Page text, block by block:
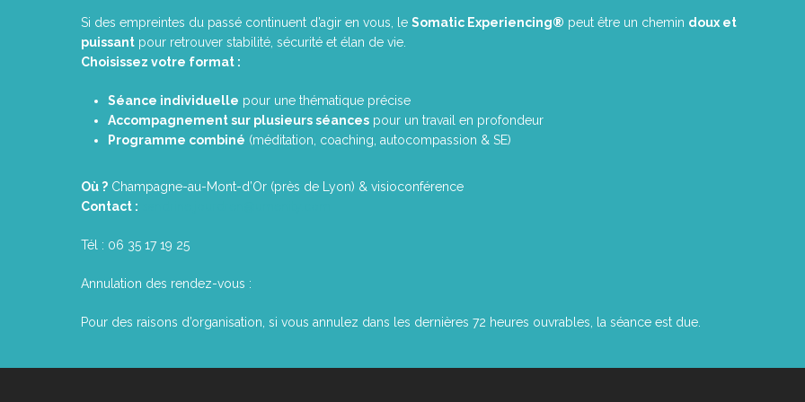
Si des empreintes du passé continuent d’agir en vous, le Somatic Experiencing® peut être un chemin doux et
puissant pour retrouver stabilité, sécurité et élan de vie.
Choisissez votre format :
Séance individuelle pour une thématique précise
Accompagnement sur plusieurs séances pour un travail en profondeur
Programme combiné (méditation, coaching, autocompassion & SE)
Où ? Champagne-au-Mont-d’Or (près de Lyon) & visioconférence
Contact :
Tél : 06 35 17 19 25
Annulation des rendez-vous :
Pour des raisons d’organisation, si vous annulez dans les dernières 72 heures ouvrables, la séance est due.